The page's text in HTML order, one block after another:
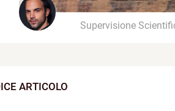
Supervisione